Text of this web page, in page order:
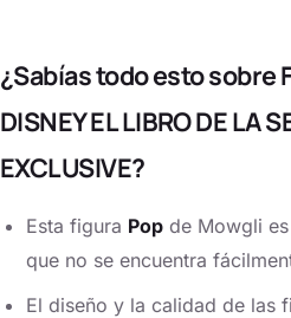
¿Sabías todo esto sobre
DISNEY EL LIBRO DE LA
EXCLUSIVE?
Esta figura Pop de Mowgli
que no se encuentra
El diseño y la calidad de las